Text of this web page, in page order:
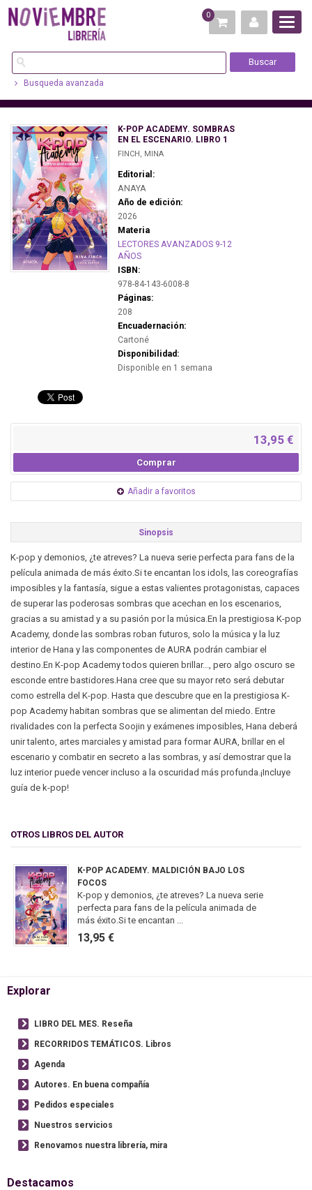
0
Busqueda avanzada
K-POP ACADEMY. SOMBRAS
EN EL ESCENARIO. LIBRO 1
FINCH, MINA
Editorial:
ANAYA
Año de edición:
2026
Materia
LECTORES AVANZADOS 9-12
AÑOS
ISBN:
978-84-143-6008-8
Páginas:
208
Encuadernación:
Cartoné
Disponibilidad:
Disponible en 1 semana
13,95 €
Comprar
Añadir a favoritos
Sinopsis
K-pop y demonios, ¿te atreves? La nueva serie perfecta para fans de la
película animada de más éxito.Si te encantan los idols, las coreografías
imposibles y la fantasía, sigue a estas valientes protagonistas, capaces
de superar las poderosas sombras que acechan en los escenarios,
gracias a su amistad y a su pasión por la música.En la prestigiosa K-pop
Academy, donde las sombras roban futuros, solo la música y la luz
interior de Hana y las componentes de AURA podrán cambiar el
destino.En K-pop Academy todos quieren brillar..., pero algo oscuro se
esconde entre bastidores.Hana cree que su mayor reto será debutar
como estrella del K-pop. Hasta que descubre que en la prestigiosa K-
pop Academy habitan sombras que se alimentan del miedo. Entre
rivalidades con la perfecta Soojin y exámenes imposibles, Hana deberá
unir talento, artes marciales y amistad para formar AURA, brillar en el
escenario y combatir en secreto a las sombras, y así demostrar que la
luz interior puede vencer incluso a la oscuridad más profunda.¡Incluye
guía de k-pop!
OTROS LIBROS DEL AUTOR
K-POP ACADEMY. MALDICIÓN BAJO LOS
FOCOS
K-pop y demonios, ¿te atreves? La nueva serie
perfecta para fans de la película animada de
más éxito.Si te encantan ...
13,95 €
Explorar
LIBRO DEL MES. Reseña
RECORRIDOS TEMÁTICOS. Libros
Agenda
Autores. En buena compañía
Pedidos especiales
Nuestros servicios
Renovamos nuestra librería, mira
Destacamos